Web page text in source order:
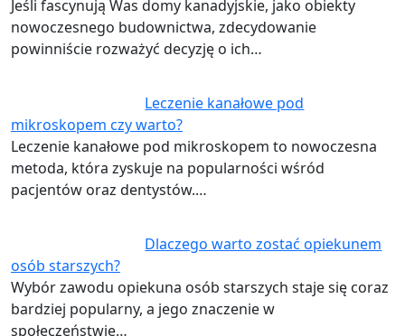
Jeśli fascynują Was domy kanadyjskie, jako obiekty
nowoczesnego budownictwa, zdecydowanie
powinniście rozważyć decyzję o ich…
Leczenie kanałowe pod
mikroskopem czy warto?
Leczenie kanałowe pod mikroskopem to nowoczesna
metoda, która zyskuje na popularności wśród
pacjentów oraz dentystów.…
Dlaczego warto zostać opiekunem
osób starszych?
Wybór zawodu opiekuna osób starszych staje się coraz
bardziej popularny, a jego znaczenie w
społeczeństwie…